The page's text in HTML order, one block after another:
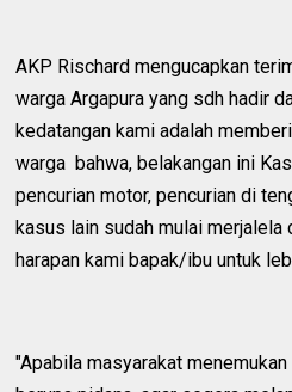
AKP Rischard mengucapkan
warga Argapura yang sdh hadir
kedatangan kami adalah
warga bahwa, belakangan ini
pencurian motor, pencurian di
kasus lain sudah mulai merjalela
harapan kami bapak/ibu untuk
"Apabila masyarakat